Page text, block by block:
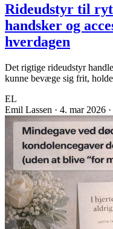
Rideudstyr til
handsker og
hverdagen
Det rigtige rideudstyr
kunne bevæge sig frit,
EL
Emil Lassen · 4. mar 2026 ·